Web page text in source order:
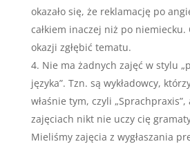
okazało się, że reklamację po
całkiem inaczej niż po niemiecku.
okazji zgłębić tematu.
Nie ma żadnych zajęć w stylu
języka”. Tzn. są wykładowcy,
właśnie tym, czyli
zajęciach nikt nie uczy cię
Mieliśmy zajęcia z wygłaszania